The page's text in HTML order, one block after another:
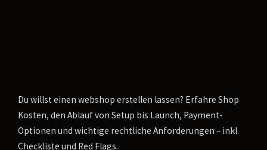
Du willst einen webshop erstellen lassen? Erfahre Shop
Kosten, den Ablauf von Setup bis Launch, Payment-
Optionen und wichtige rechtliche Anforderungen – inkl.
Checkliste und Red Flags.